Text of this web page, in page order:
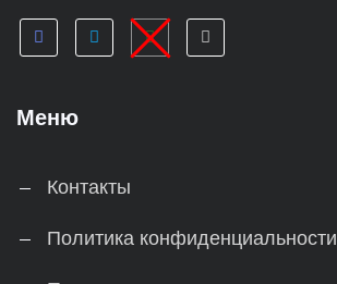
Меню
Контакты
Политика конфиденциальности